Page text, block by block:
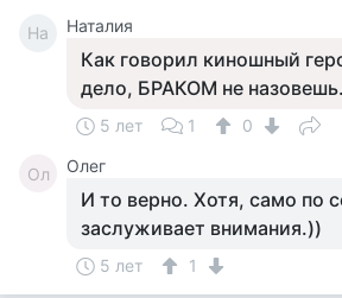
На Наталия
Как говорил киношный
дело, БРАКОМ не назовешь.
5 лет 1 0
Ол Олег
И то верно. Хотя, само по
заслуживает внимания.))
5 лет 1